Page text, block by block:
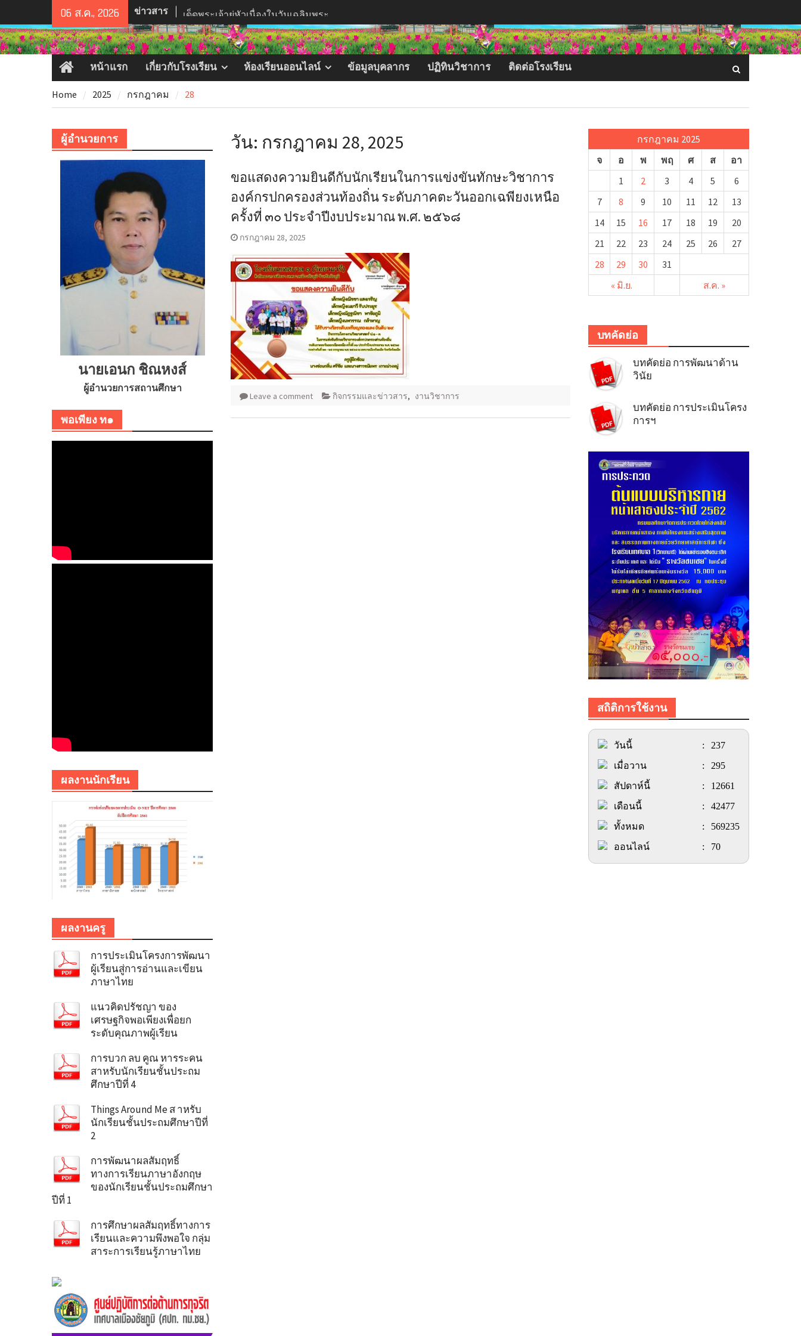
to
content
06 ส.ค., 2026 ข่าวสาร
ขอแสดงความยินดี ภัทรวดี สมเสร็จ
สรุปผลการแข่งขันทักษะวิชาการและ
งานมหกรรมการจัดการศึกษาท้องถิ่น
ระดับภาคตะวันออกเฉียงเหนือ ประจำ
ปีงบประมาณ พ.ศ. ๒๕๖๙ วันที่ ๒๒ – ๒๕
กรกฎาคม ๒๕๖๙ ณ องค์การบริหาร
ส่วนจังหวัดนครราชสีมา จังหวัด
นครราชสีมา
เด็ดพระเจ้ายู่หัวเนื่องในวันเฉลิมพระ
ชนมพรรษษา
Homeหน้าแรก เกี่ยวกับโรงเรียน ห้องเรียนออนไลน์ ข้อมูลบุคลากร ปฏิทินวิชาการ ติดต่อโรงเรียน
Home 2025 กรกฎาคม 28
วัน: กรกฎาคม 28, 2025
ขอแสดงความยินดีกับนักเรียนในการแข่งขันทักษะวิชาการ
องค์กรปกครองส่วนท้องถิ่น ระดับภาคตะวันออกเฉพียงเหนือ
ครั้งที่ ๓๐ ประจำปีงบประมาณ พ.ศ. ๒๕๖๘
กรกฎาคม 28, 2025
Leave a comment กิจกรรมและข่าวสาร, งานวิชาการ
กรกฎาคม 2025
จ
อ พ พฤ ศ ส อา
« มิ.ย. ส.ค. »
1 2 3 4 5
6
7
8 9 10 11 12
13
14
15 16 17 18 19
20
21
22 23 24 25 26
27
28
29 30 31
บทคัดย่อ
บทคัดย่อ การพัฒนาด้าน
วินัย
บทคัดย่อ การประเมินโครง
การฯ
สถิติการใช้งาน
วันนี้ :
237
เมื่อวาน
:
295
สัปดาห์นี้
:
12661
เดือนนี้
:
42477
ทั้งหมด
:
569235
ออนไลน์
: 70
ผู้อำนวยการ
นายเอนก ชิณหงส์
ผู้อำนวยการสถานศึกษา
พอเพียง ท๑
ผลงานนักเรียน
ผลงานครู
การประเมินโครงการพัฒนา
ผู้เรียนสู่การอ่านและเขียน
ภาษาไทย
แนวคิดปรัชญา ของ
เศรษฐกิจพอเพียงเพื่อยก
ระดับคุณภาพผู้เรียน
การบวก ลบ คูณ หารระคน
สาหรับนักเรียนชั้นประถม
ศึกษาปีที่ 4
Things Around Me ส าหรับ
นักเรียนชั้นประถมศึกษาปีที่
2
การพัฒนาผลสัมฤทธิ์
ทางการเรียนภาษาอังกฤษ
ของนักเรียนชั้นประถมศึกษา
ปีที่ 1
การศึกษาผลสัมฤทธิ์ทางการ
เรียนและความพึงพอใจ กลุ่ม
สาระการเรียนรู้ภาษาไทย